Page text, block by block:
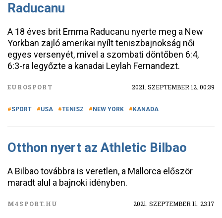
Raducanu
A 18 éves brit Emma Raducanu nyerte meg a New
Yorkban zajló amerikai nyílt teniszbajnokság női
egyes versenyét, mivel a szombati döntőben 6:4,
6:3-ra legyőzte a kanadai Leylah Fernandezt.
EUROSPORT 2021. SZEPTEMBER 12. 00:39
SPORT USA TENISZ NEW YORK KANADA
Otthon nyert az Athletic Bilbao
A Bilbao továbbra is veretlen, a Mallorca először
maradt alul a bajnoki idényben.
M4SPORT.HU 2021. SZEPTEMBER 11. 23:17